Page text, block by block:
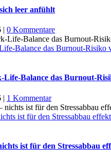
leer anfühlt
| 0 Kommentare
Balance das Burnout-Risiko
Life-Balance das Burnout-
| 1 Kommentar
ist für den Stressabbau
ist für den Stressabbau